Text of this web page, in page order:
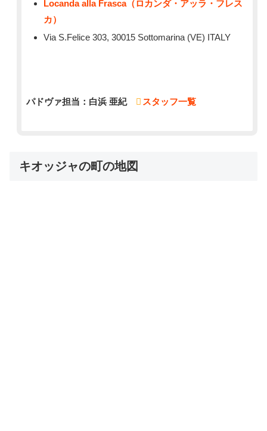
Locanda alla Frasca（ロカンダ・アッラ・フレス
カ）
Via S.Felice 303, 30015 Sottomarina (VE) ITALY
パドヴァ担当：白浜 亜紀 スタッフ一覧
キオッジャの町の地図